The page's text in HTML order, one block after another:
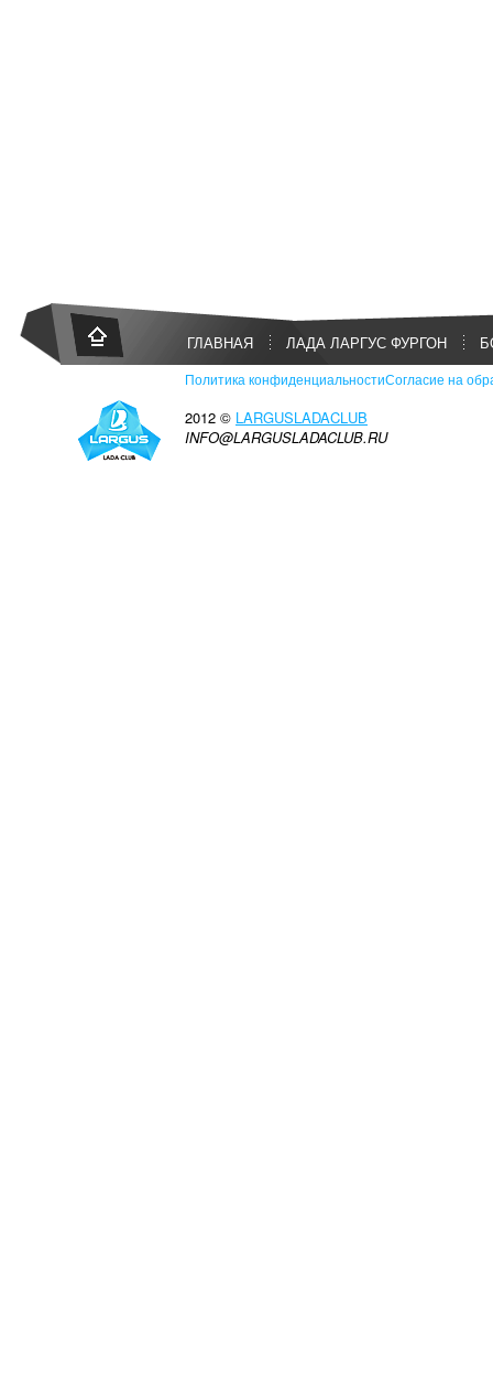
ГЛАВНАЯ ЛАДА ЛАРГУС ФУРГОН
Политика конфиденциальностиСогласие на
2012 © LARGUSLADACLUB
INFO@LARGUSLADACLUB.RU